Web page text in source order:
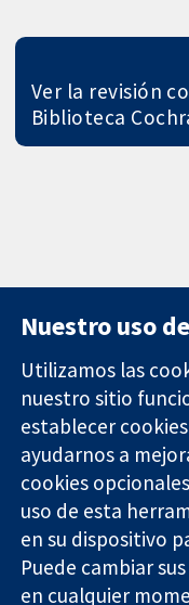
Ver la revisión
Biblioteca
Evidencia fiable.
Decisiones
informadas.
Mejor salud.
Nuestro uso
Utilizamos las
nuestro sitio
establecer
ayudarnos a
cookies
uso de esta
en su dispositivo
Puede cambiar
en cualquier